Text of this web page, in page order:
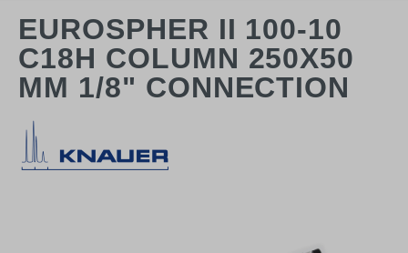
EUROSPHER II 100-10
C18H COLUMN 250X50
MM 1/8" CONNECTION